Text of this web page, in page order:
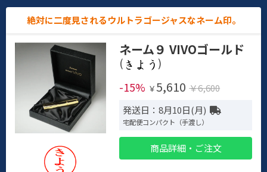
絶対に二度見されるウルトラゴージャスなネーム印。
ネーム９ VIVOゴールド
(
)
-15% ￥ 5,610 ￥6,600
発送日：8月10日(月)
宅配便コンパクト（手渡し）
商品詳細・ご注文